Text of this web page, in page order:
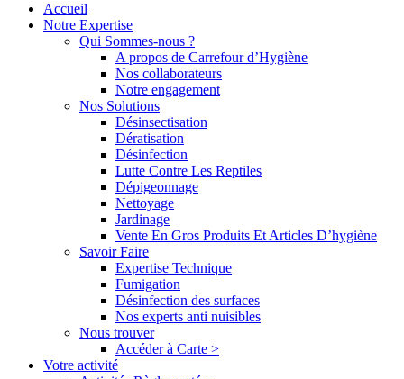
Accueil
Notre Expertise
Qui Sommes-nous ?
A propos de Carrefour d’Hygiène
Nos collaborateurs
Notre engagement
Nos Solutions
Désinsectisation
Dératisation
Désinfection
Lutte Contre Les Reptiles
Dépigeonnage
Nettoyage
Jardinage
Vente En Gros Produits Et Articles D’hygiène
Savoir Faire
Expertise Technique
Fumigation
Désinfection des surfaces
Nos experts anti nuisibles
Nous trouver
Accéder à Carte >
Votre activité